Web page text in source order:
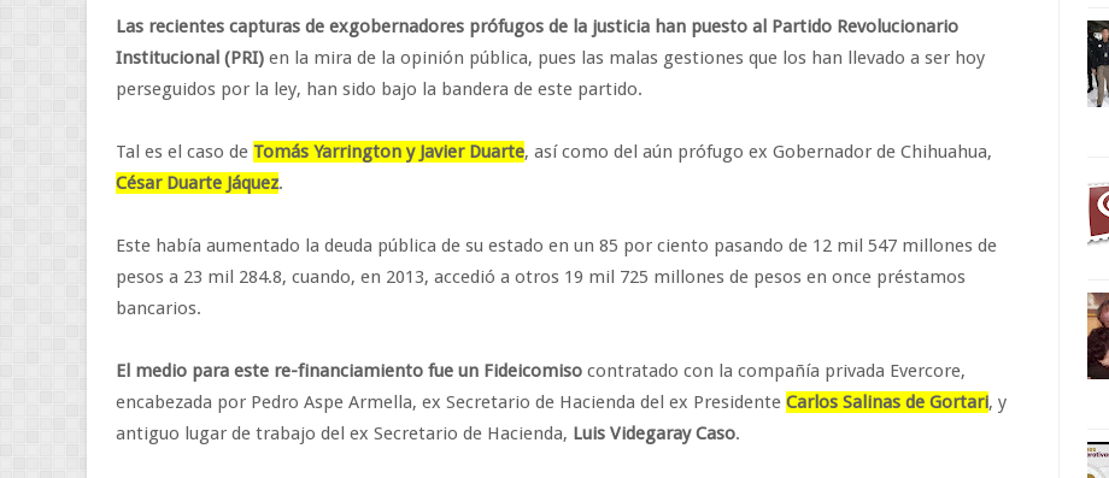
Las recientes capturas de exgobernadores prófugos de la justicia han puesto al Partido Revolucionario
Institucional (PRI) en la mira de la opinión pública, pues las malas gestiones que los han llevado a ser hoy
perseguidos por la ley, han sido bajo la bandera de este partido.
Tal es el caso de Tomás Yarrington y Javier Duarte, así como del aún prófugo ex Gobernador de Chihuahua,
César Duarte Jáquez.
Este había aumentado la deuda pública de su estado en un 85 por ciento pasando de 12 mil 547 millones de
pesos a 23 mil 284.8, cuando, en 2013, accedió a otros 19 mil 725 millones de pesos en once préstamos
bancarios.
El medio para este re-financiamiento fue un Fideicomiso contratado con la compañía privada Evercore,
encabezada por Pedro Aspe Armella, ex Secretario de Hacienda del ex Presidente Carlos Salinas de Gortari, y
antiguo lugar de trabajo del ex Secretario de Hacienda, Luis Videgaray Caso.